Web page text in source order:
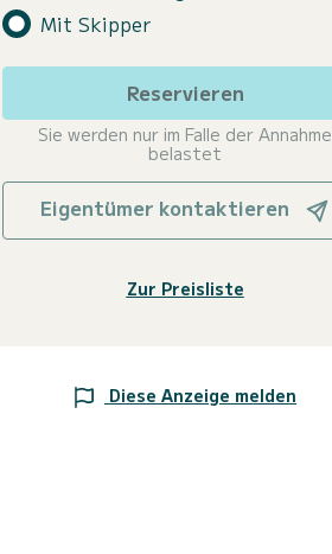
Mit Skipper
Reservieren
Sie werden nur im Falle der Annahme
belastet
Eigentümer kontaktieren
Zur Preisliste
Diese Anzeige melden